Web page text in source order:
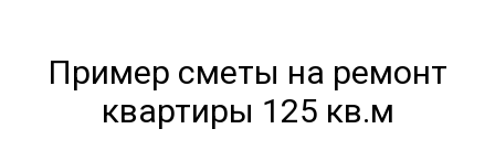
Пример сметы на ремонт
квартиры 125 кв.м